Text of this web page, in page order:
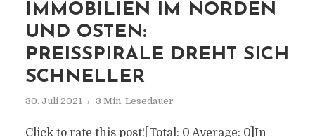
IMMOBILIEN IM NORDEN
UND OSTEN:
PREISSPIRALE DREHT SICH
SCHNELLER
30. Juli 2021 3 Min. Lesedauer
Click to rate this post![Total: 0 Average: 0]In